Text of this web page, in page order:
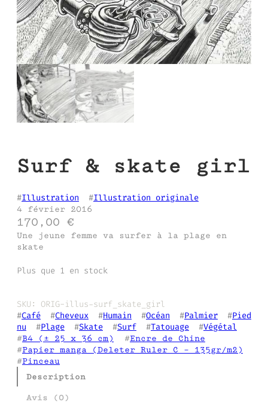
Surf & skate girl
#Illustration
  #
Illustration originale
4 février 2016
170,00 €
Une jeune femme va surfer à la plage en
skate
Plus que 1 en stock
SKU:
ORIG-illus-surf_skate_girl
#Café
  #
Cheveux
  #
Humain
  #
Océan
  #
Palmier
  #
Pied
nu
  #
Plage
  #
Skate
  #
Surf
  #
Tatouage
  #
Végétal
#B4 (± 25 x 36 cm)
  #
Encre de Chine
#Papier manga (Deleter Ruler C – 135gr/m2)
#Pinceau
Description
Avis (0)